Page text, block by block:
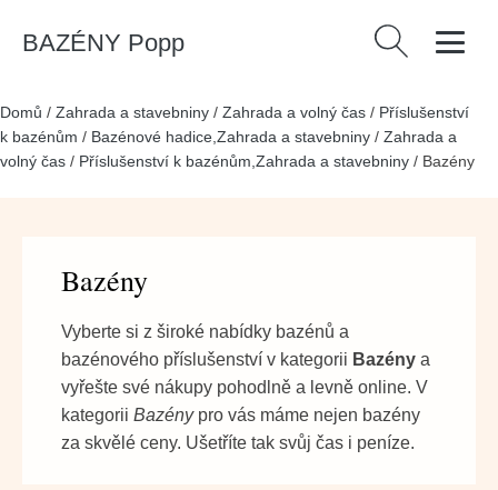
BAZÉNY Popp Vyhledávání
Domů / Zahrada a stavebniny / Zahrada a volný čas / Příslušenství
k bazénům / Bazénové hadice,Zahrada a stavebniny / Zahrada a
volný čas / Příslušenství k bazénům,Zahrada a stavebniny / Bazény
Bazény
Vyberte si z široké nabídky bazénů a
bazénového příslušenství v kategorii Bazény a
vyřešte své nákupy pohodlně a levně online. V
kategorii Bazénypro vás máme nejen bazény
za skvělé ceny. Ušetříte tak svůj čas i peníze.